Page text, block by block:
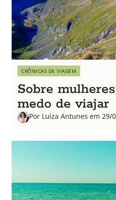
CRÔNICAS DE VIAGEM
Sobre
medo de viajar
Por Luiza Antunes em 29/